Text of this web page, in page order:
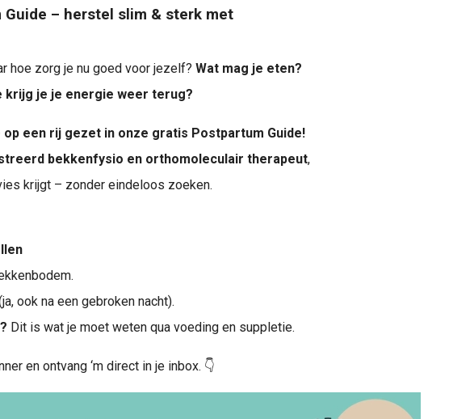
Guide – herstel slim & sterk met
hoe zorg je nu goed voor jezelf? Wat mag je eten?
krijg je je energie weer terug?
een rij gezet in onze gratis Postpartum Guide!
bekkenfysio en orthomoleculair therapeut,
krijgt – zonder eindeloos zoeken.
ook na een gebroken nacht).
Dit is wat je moet weten qua voeding en suppletie.
en ontvang ‘m direct in je inbox. 👇